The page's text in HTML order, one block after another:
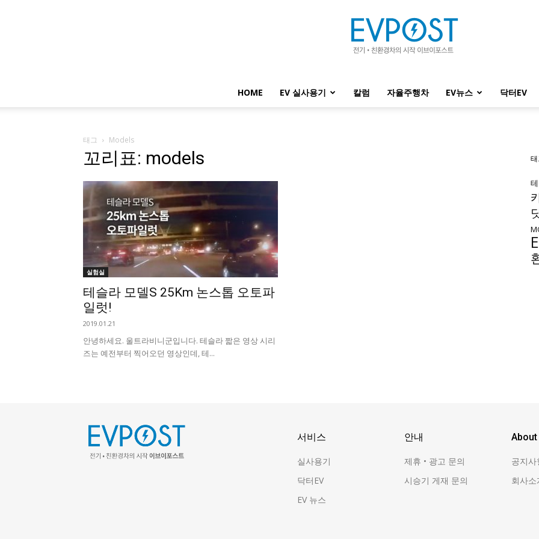
HOME EV 실사용기 칼럼 자율주행차 EV뉴스 닥터EV
태그 Models
꼬리표: models
실험실
테슬라 모델S 25Km 논스톱 오토파
일럿!
2019.01.21
안녕하세요. 울트라비니군입니다. 테슬라 짧은 영상 시리
즈는 예전부터 찍어오던 영상인데, 테...
태
서비스
실사용기
닥터EV
EV 뉴스
안내
제휴 • 광고 문의
시승기 게재 문의
About
공지사
회사소